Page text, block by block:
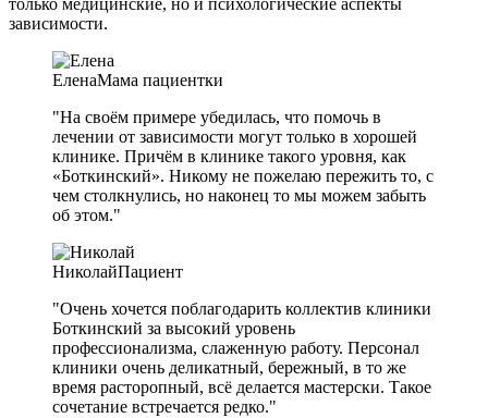
только медицинские, но и психологические аспекты
зависимости.
ЕленаМама пациентки
"На своём примере убедилась, что помочь в
лечении от зависимости могут только в хорошей
клинике. Причём в клинике такого уровня, как
«Боткинский». Никому не пожелаю пережить то, с
чем столкнулись, но наконец то мы можем забыть
об этом."
НиколайПациент
"Очень хочется поблагодарить коллектив клиники
Боткинский за высокий уровень
профессионализма, слаженную работу. Персонал
клиники очень деликатный, бережный, в то же
время расторопный, всё делается мастерски. Такое
сочетание встречается редко."